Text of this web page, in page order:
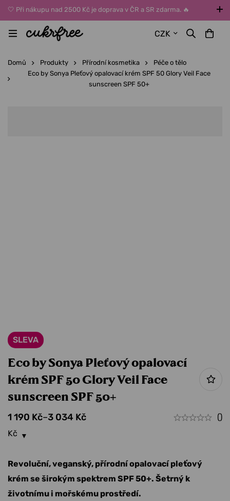
🤍 Při nákupu nad 2500 Kč je doprava v ČR a SR zdarma. 🔥
UPOZORNĚNÍ: Během léta vybírejte dopravu kurýrem nebo do Z-
BOXů umístěných uvnitř budov. Reklamace zboží způsobené
CZK
Domů Produkty Přírodní kosmetika
Péče o tělo
Eco by Sonya Pleťový opalovací krém SPF 50 Glory Veil Face
sunscreen SPF 50+
SLEVA
Eco by Sonya Pleťový opalovací
krém SPF 50 Glory Veil Face
sunscreen SPF 50+
1 190 Kč–3 034 Kč
()
Kč
Revoluční, veganský, přírodní opalovací pleťový
krém se širokým spektrem SPF 50+. Šetrný k
životnímu i mořskému prostředí.